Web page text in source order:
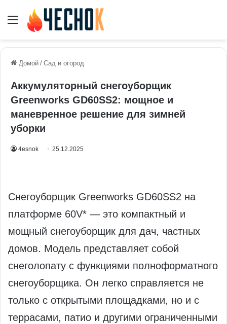
Меню
Домой / Сад и огород
Аккумуляторный снегоуборщик
Greenworks GD60SS2: мощное и
маневренное решение для зимней
уборки
4esnok 25.12.2025
Снегоуборщик Greenworks GD60SS2 на
платформе 60V* — это компактный и
мощный снегоуборщик для дач, частных
домов. Модель представляет собой
снеголопату с функциями полноформатного
снегоуборщика. Он легко справляется не
только с открытыми площадками, но и с
террасами, патио и другими ограниченными